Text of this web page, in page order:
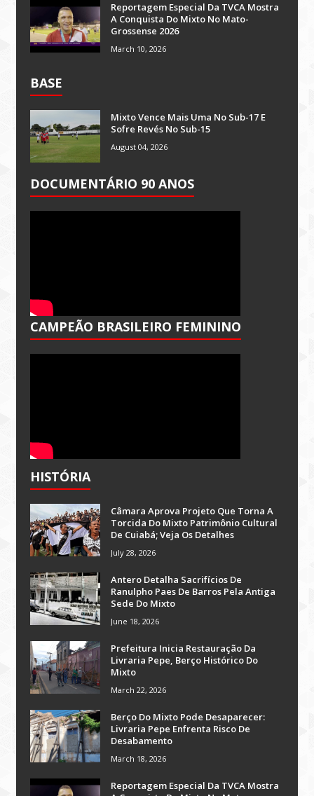
Reportagem Especial Da TVCA Mostra
A Conquista Do Mixto No Mato-
Grossense 2026
March 10, 2026
BASE
Mixto Vence Mais Uma No Sub-17 E
Sofre Revés No Sub-15
August 04, 2026
DOCUMENTÁRIO 90 ANOS
CAMPEÃO BRASILEIRO FEMININO
HISTÓRIA
Câmara Aprova Projeto Que Torna A
Torcida Do Mixto Patrimônio Cultural
De Cuiabá; Veja Os Detalhes
July 28, 2026
Antero Detalha Sacrifícios De
Ranulpho Paes De Barros Pela Antiga
Sede Do Mixto
June 18, 2026
Prefeitura Inicia Restauração Da
Livraria Pepe, Berço Histórico Do
Mixto
March 22, 2026
Berço Do Mixto Pode Desaparecer:
Livraria Pepe Enfrenta Risco De
Desabamento
March 18, 2026
Reportagem Especial Da TVCA Mostra